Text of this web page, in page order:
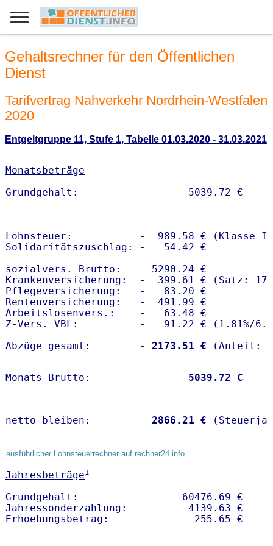
Gehaltsrechner für den Öffentlichen
Dienst
Tarifvertrag Nahverkehr Nordrhein-Westfalen
2020
Entgeltgruppe 11, Stufe 1, Tabelle 01.03.2020 - 31.03.2021
Monatsbeträge
Lohnsteuer:           -  989.58 € (Klasse I)
Solidaritätszuschlag: -   54.42 €
sozialvers. Brutto:     5290.24 €
Krankenversicherung:  -  399.61 € (Satz:
Pflegeversicherung:   -   83.20 €
Rentenversicherung:   -  491.99 €
Arbeitslosenvers.:    -   63.48 €
Z-Vers. VBL:          -   91.22 € ( 1.81%/
Abzüge gesamt:        -
2173.51 €
Monats-Brutto: 5039.72 €
netto bleiben: 2866.21 €
ausführlicher Lohnsteuerrechner auf rechner24.info
Jahresbeträge1
Grundgehalt:                 60476.69 €
Jahressonderzahlung:          4139.63 €